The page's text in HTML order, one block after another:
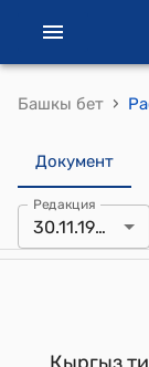
Башкы бет ›
Документ
Редакция
30.11.1995